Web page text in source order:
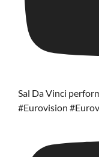
Sal Da Vinci
#Eurovision